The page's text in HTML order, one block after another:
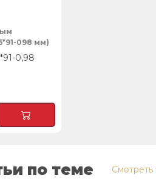
098 мм)
0,98
по теме Смотреть